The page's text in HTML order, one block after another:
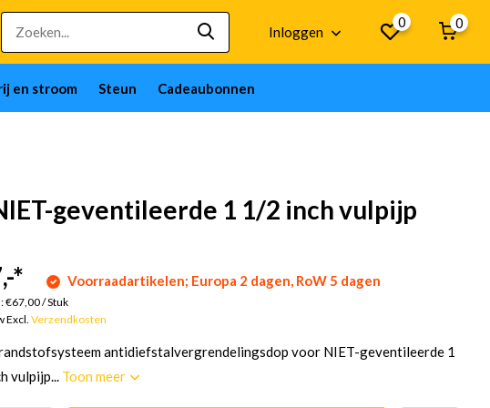
Inloggen
0 0
en stroom Steun Cadeaubonnen
geventileerde 1 1/2 inch vulpijp
* Voorraadartikelen; Europa 2 dagen, RoW 5 dagen
€67,00/Stuk
Excl.Verzendkosten
antidiefstalvergrendelingsdop voor NIET-geventileerde 1
vulpijp... Toon meer